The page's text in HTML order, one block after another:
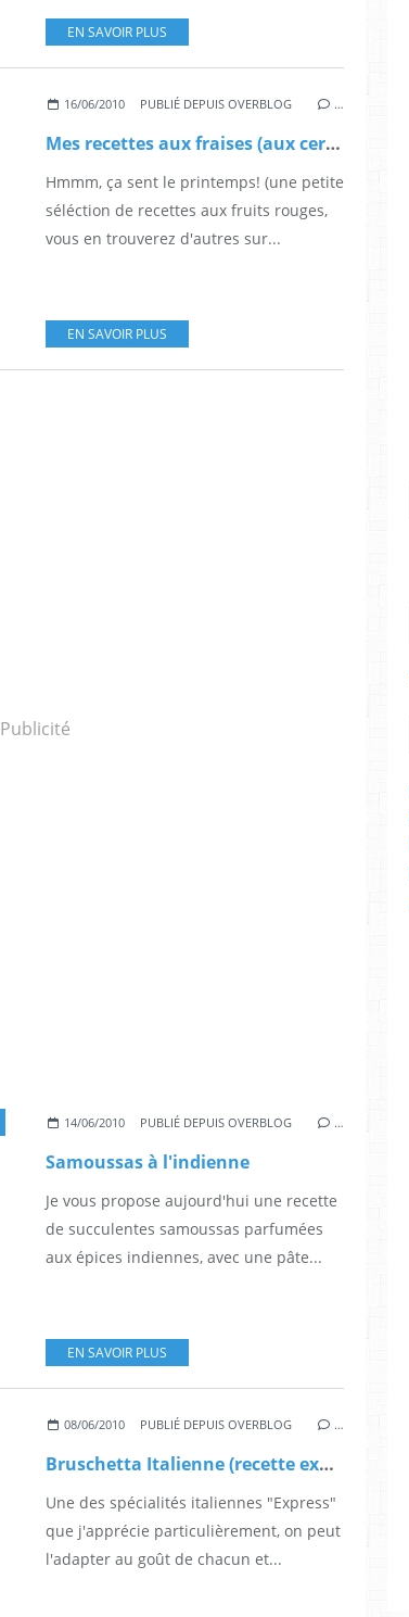
EN SAVOIR PLUS
16/06/2010 PUBLIÉ DEPUIS OVERBLOG …
Mes recettes aux fraises (aux cerises et framboises aussi)
Hmmm, ça sent le printemps! (une petite
séléction de recettes aux fruits rouges,
vous en trouverez d'autres sur...
EN SAVOIR PLUS
Publicité
14/06/2010 PUBLIÉ DEPUIS OVERBLOG …
Samoussas à l'indienne
Je vous propose aujourd'hui une recette
de succulentes samoussas parfumées
aux épices indiennes, avec une pâte...
EN SAVOIR PLUS
08/06/2010 PUBLIÉ DEPUIS OVERBLOG …
Bruschetta Italienne (recette express)
Une des spécialités italiennes "Express"
que j'apprécie particulièrement, on peut
l'adapter au goût de chacun et...